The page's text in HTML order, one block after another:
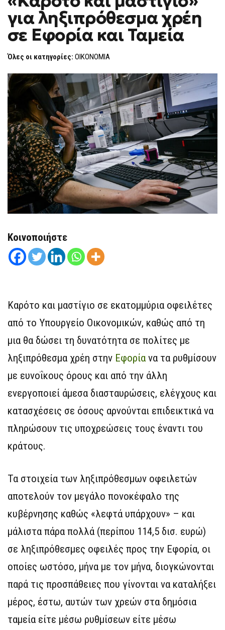
ΚΑΙ
ΜΑΣΤΊΓΙΟ»
ΓΙΑ
ΛΗΞΙΠΡΌΘΕΣΜΑ
ΧΡΈΗ
ΣΕ
ΚΑΙ
για ληξιπρόθεσμα χρέη
σε Εφορία και Ταμεία
Όλες οι κατηγορίες: ΟΙΚΟΝΟΜΙΑ
Κοινοποιήστε
Καρότο και μαστίγιο σε εκατομμύρια οφειλέτες
από το Υπουργείο Οικονομικών, καθώς από τη
μια θα δώσει τη δυνατότητα σε πολίτες με
ληξιπρόθεσμα χρέη στην Εφορία να τα ρυθμίσουν
με ευνοΐκους όρους και από την άλλη
ενεργοποιεί άμεσα διασταυρώσεις, ελέγχους και
κατασχέσεις σε όσους αρνούνται επιδεικτικά να
πληρώσουν τις υποχρεώσεις τους έναντι του
κράτους.
Τα στοιχεία των ληξιπρόθεσμων οφειλετών
αποτελούν τον μεγάλο πονοκέφαλο της
κυβέρνησης καθώς «λεφτά υπάρχουν» – και
μάλιστα πάρα πολλά (περίπου 114,5 δισ. ευρώ)
σε ληξιπρόθεσμες οφειλές προς την Εφορία, οι
οποίες ωστόσο, μήνα με τον μήνα, διογκώνονται
παρά τις προσπάθειες που γίνονται να καταλήξει
μέρος, έστω, αυτών των χρεών στα δημόσια
ταμεία είτε μέσω ρυθμίσεων είτε μέσω